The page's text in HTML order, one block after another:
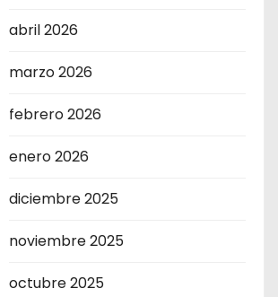
abril 2026
marzo 2026
febrero 2026
enero 2026
diciembre 2025
noviembre 2025
octubre 2025